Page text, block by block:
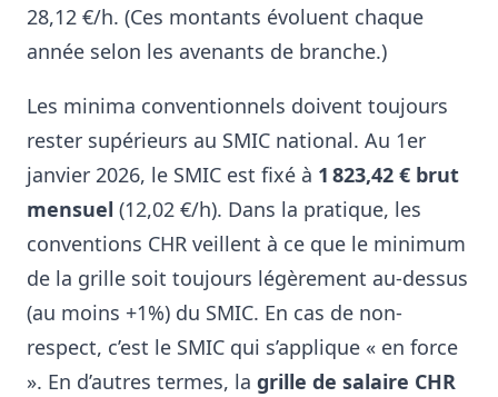
28,12 €/h. (Ces montants évoluent chaque
année selon les avenants de branche.)
Les minima conventionnels doivent toujours
rester supérieurs au SMIC national. Au 1er
janvier 2026, le SMIC est fixé à 1 823,42 € brut
mensuel (12,02 €/h). Dans la pratique, les
conventions CHR veillent à ce que le minimum
de la grille soit toujours légèrement au-dessus
(au moins +1%) du SMIC. En cas de non-
respect, c’est le SMIC qui s’applique « en force
». En d’autres termes, la grille de salaire CHR